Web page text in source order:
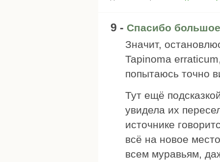
9 - Спасибо
Значит,
Tapinoma
попытаюсь точно
Тут ещё
увидела их
источнике
всё на новое
всем муравьям,